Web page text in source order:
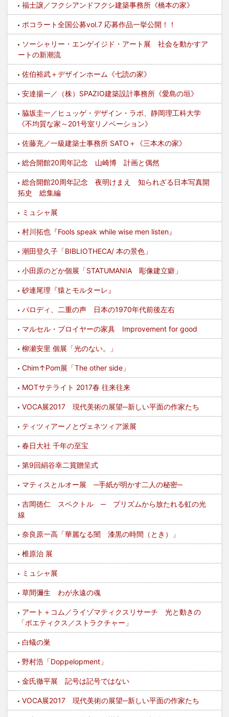
福士譲／フクシアンドフクシ建築事務所《橋本の家》
ポコラート全国公募vol.7 応募作品一挙公開！！
ソーシャリー・エンゲイジド・アート展 社会を動かすア
ートの新潮流
佐伯裕武＋デザインホーム《七読の家》
安達揚一／（株）SPAZIO建築設計事務所《愛島の垣》
脇坂圭一／ヒュッゲ・デザイン・ラボ、静岡理工科大学
《不均質な家～201号室リノベーション》
佐藤充／一級建築士事務所 SATO＋《三本木の家》
総合開館20周年記念 山崎博 計画と偶然
総合開館20周年記念 夜明けまえ 知られざる日本写真開
拓史 総集編
ミュシャ展
村川拓也『Fools speak while wise men listen』
潮田登久子「BIBLIOTHECA/ 本の景色」
小田原のどか個展「STATUMANIA 彫像建立癖」
砂連尾理『猿とモルターレ』
パロディ、二重の声 日本の1970年代前後左右
マルセル・ブロイヤーの家具 Improvement for good
柳瀬安里 個展「光のない。」
Chim↑Pom展「The other side」
MOTサテライト 2017春 往来往来
VOCA展2017 現代美術の展望─新しい平面の作家たち
ティツィアーノとヴェネツィア派展
春日大社 千年の至宝
第9回絹谷幸二賞贈呈式
マティスとルオー展 ─手紙が明かす二人の秘密─
吉岡徳仁 スペクトル ─ プリズムから放たれる虹の光
線
奈良原一高「華麗なる闇 漆黒の時間（とき）」
椎原治 展
ミュシャ展
草間彌生 わが永遠の魂
アート＋コム／ライゾマティクスリサーチ 光と動きの
「ポエティクス／ストラクチャー」
白蟻の巣
野村浩「Doppelopment」
金氏徹平展 記号は記号ではない
VOCA展2017 現代美術の展望─新しい平面の作家たち